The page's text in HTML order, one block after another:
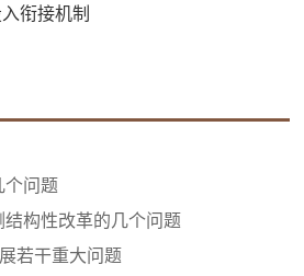
衔接机制
个问题
构性改革的几个问题
若干重大问题